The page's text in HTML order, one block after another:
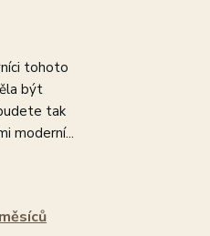
tohoto
být
tak
moderní...